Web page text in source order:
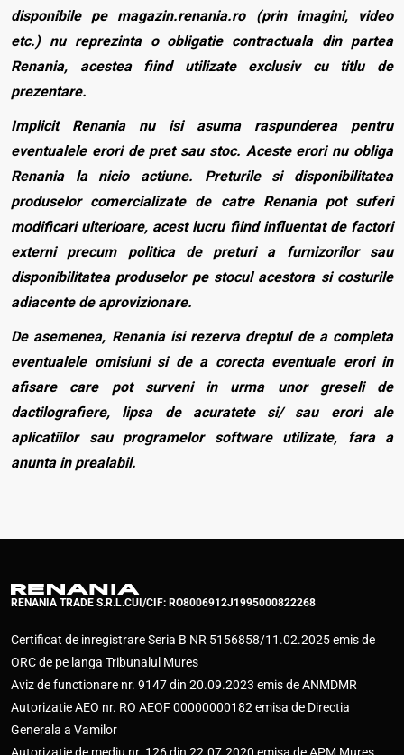
disponibile pe magazin.renania.ro (prin imagini, video
etc.) nu reprezinta o obligatie contractuala din partea
Renania, acestea fiind utilizate exclusiv cu titlu de
prezentare.
Implicit Renania nu isi asuma raspunderea pentru
eventualele erori de pret sau stoc. Aceste erori nu obliga
Renania la nicio actiune. Preturile si disponibilitatea
produselor comercializate de catre Renania pot suferi
modificari ulterioare, acest lucru fiind influentat de factori
externi precum politica de preturi a furnizorilor sau
disponibilitatea produselor pe stocul acestora si costurile
adiacente de aprovizionare.
De asemenea, Renania isi rezerva dreptul de a completa
eventualele omisiuni si de a corecta eventuale erori in
afisare care pot surveni in urma unor greseli de
dactilografiere, lipsa de acuratete si/ sau erori ale
aplicatiilor sau programelor software utilizate, fara a
anunta in prealabil.
RENANIA TRADE S.R.L.CUI/CIF: RO8006912J1995000822268
Certificat de inregistrare Seria B NR 5156858/11.02.2025 emis de
ORC de pe langa Tribunalul Mures
Aviz de functionare nr. 9147 din 20.09.2023 emis de ANMDMR
Autorizatie AEO nr. RO AEOF 00000000182 emisa de Directia
Generala a Vamilor